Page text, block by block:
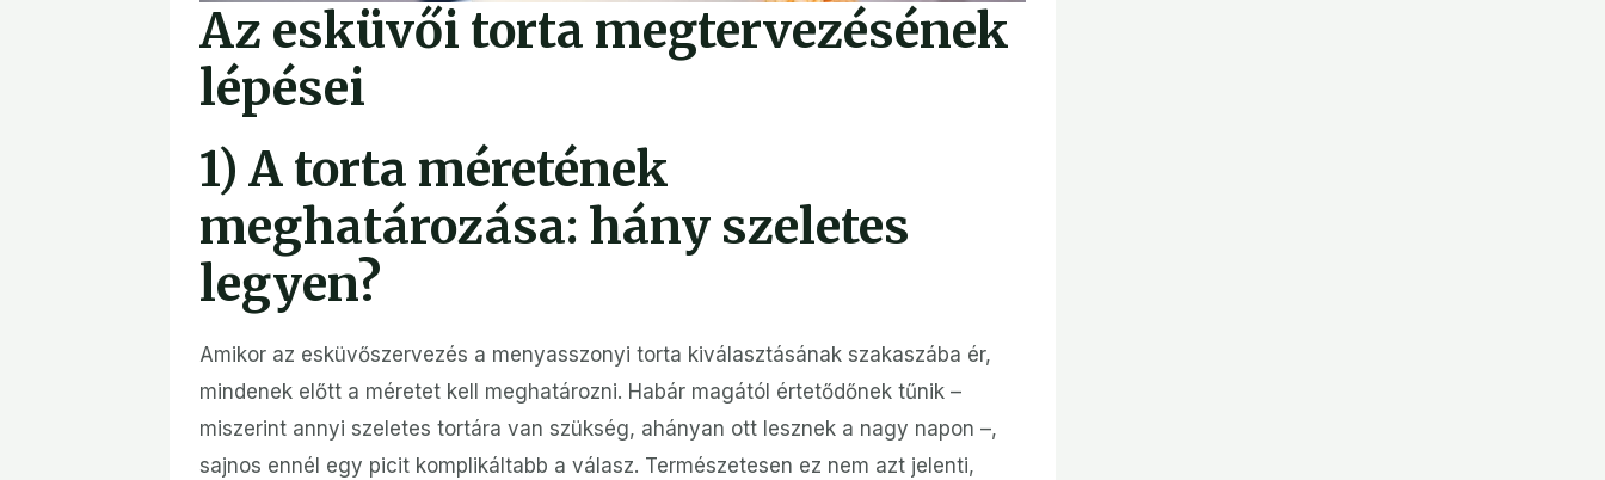
Az esküvői torta megtervezésének
lépései
1) A torta méretének
meghatározása: hány szeletes
legyen?
Amikor az esküvőszervezés a menyasszonyi torta kiválasztásának szakaszába ér,
mindenek előtt a méretet kell meghatározni. Habár magától értetődőnek tűnik –
miszerint annyi szeletes tortára van szükség, ahányan ott lesznek a nagy napon –,
sajnos ennél egy picit komplikáltabb a válasz. Természetesen ez nem azt jelenti,